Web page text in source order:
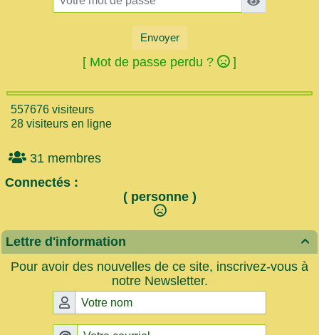
Envoyer
[ Mot de passe perdu ? ]
557676 visiteurs
28 visiteurs en ligne
31 membres
Connectés :
( personne )

Lettre d'information
Pour avoir des nouvelles de ce site, inscrivez-vous à
notre Newsletter.